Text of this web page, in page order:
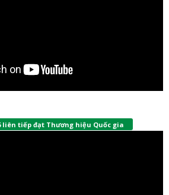
tiếp đạt Thương hiệu Quốc gia